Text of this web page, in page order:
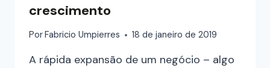
crescimento
Por Fabricio Umpierres 18 de janeiro de 2019
A rápida expansão de um negócio – algo